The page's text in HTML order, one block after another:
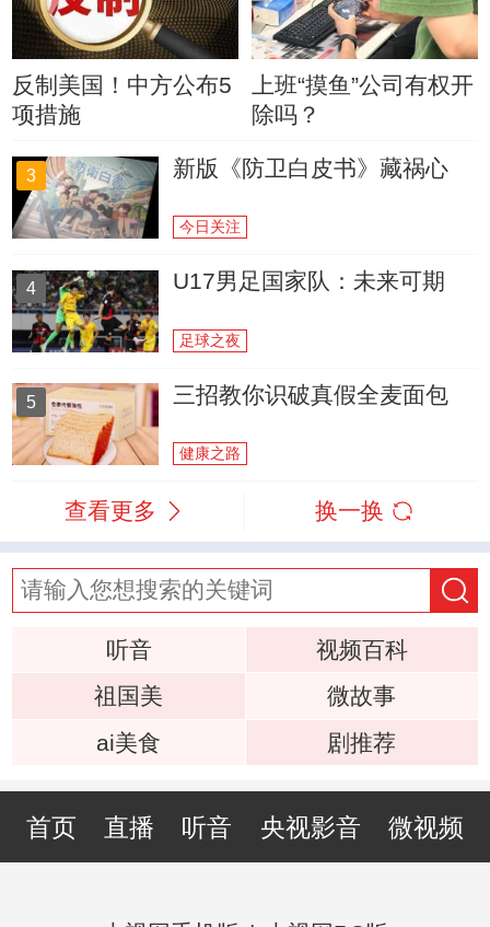
反制美国！中方公布5
项措施
上班“摸鱼”公司有权开
除吗？
3 新版《防卫白皮书》藏祸心
今日关注
4 U17男足国家队：未来可期
足球之夜
5 三招教你识破真假全麦面包
健康之路
查看更多 换一换
听音
视频百科
祖国美
微故事
ai美食
剧推荐
首页 直播 听音 央视影音 微视频